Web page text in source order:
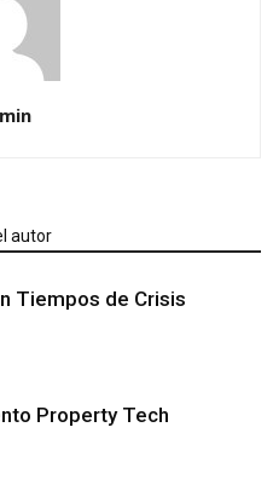
autor
Tiempos de Crisis
Property Tech